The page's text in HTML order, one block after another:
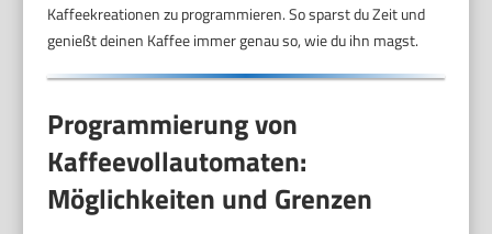
Kaffeekreationen zu programmieren. So sparst du Zeit und
genießt deinen Kaffee immer genau so, wie du ihn magst.
Programmierung von
Kaffeevollautomaten:
Möglichkeiten und Grenzen